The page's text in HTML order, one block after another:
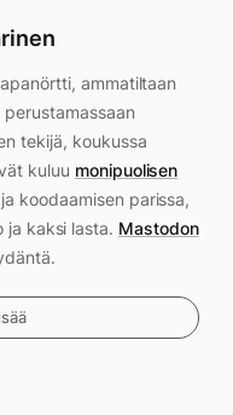
ammatiltaan
tekijä, koukussa
kuluu monipuolisen
koodaamisen parissa,
ja kaksi lasta. Mastodon